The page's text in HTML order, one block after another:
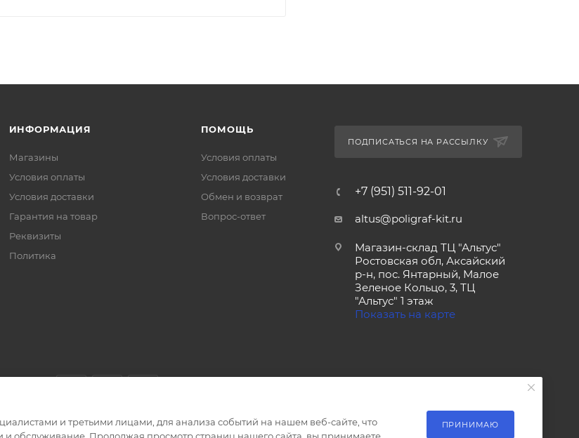
ИНФОРМАЦИЯ
Магазины
Условия оплаты
Условия доставки
Гарантия на товар
Реквизиты
Политика
ПОМОЩЬ
Условия оплаты
Условия доставки
Обмен и возврат
Вопрос-ответ
ПОДПИСАТЬСЯ НА РАССЫЛКУ
+7 (951) 511-92-01
altus@poligraf-kit.ru
Магазин-склад ТЦ "Альтус"
Ростовская обл, Аксайский
р-н, пос. Янтарный, Малое
Зеленое Кольцо, 3, ТЦ
"Альтус" 1 этаж
Показать на карте
и третьими лицами, для анализа событий на нашем веб-сайте, что
ПРИНИМАЮ